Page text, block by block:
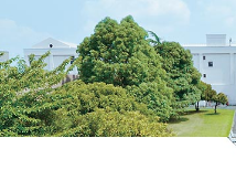
3つ
公
経
経済経
就
キャ
国際
国際
学